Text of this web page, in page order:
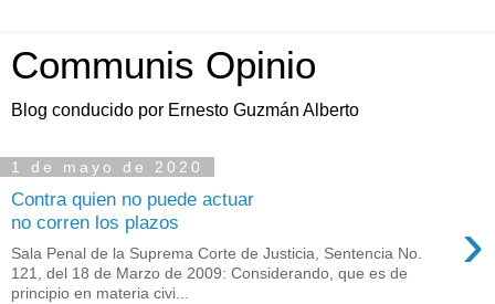
Communis Opinio
Blog conducido por Ernesto Guzmán Alberto
1 de mayo de 2020
Contra quien no puede actuar
no corren los plazos
›
Sala Penal de la Suprema Corte de Justicia, Sentencia No.
121, del 18 de Marzo de 2009: Considerando, que es de
principio en materia civi...